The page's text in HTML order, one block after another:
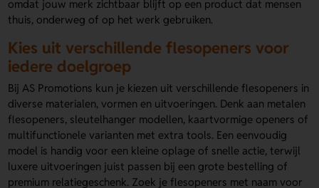
omdat jouw merk zichtbaar blijft op een product dat mensen
thuis, onderweg of op het werk gebruiken.
Kies uit verschillende flesopeners voor
iedere doelgroep
Bij AS Promotions kun je kiezen uit verschillende flesopeners in
diverse materialen, vormen en uitvoeringen. Denk aan metalen
flesopeners, sleutelhanger modellen, kaartvormige openers of
multifunctionele varianten met extra tools. Een eenvoudig
model is handig voor een kleine oplage of snelle actie, terwijl
luxere uitvoeringen juist passen bij een grote bestelling of
premium relatiegeschenk. Zoek je flesopeners met naam voor